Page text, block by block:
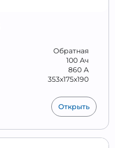
Обратная
100 Ач
860 А
353x175x190
Открыть